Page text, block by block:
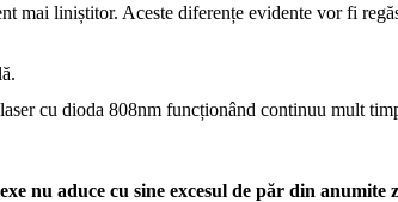
mai liniștitor. Aceste diferențe evidente vor fi
cu dioda 808nm funcționând continuu mult
nu aduce cu sine excesul de păr din anumite